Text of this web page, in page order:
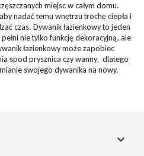
miejsc w całym domu.
nadać temu wnętrzu trochę ciepła i
czas. Dywanik łazienkowy to jeden
nie tylko funkcję dekoracyjną, ale
łazienkowy może zapobiec
spod prysznica czy wanny, dlatego
swojego dywanika na nowy.
